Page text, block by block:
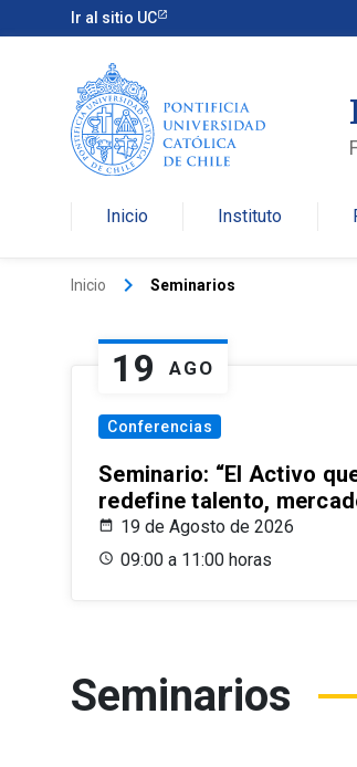
Ir al sitio UC
Inicio Instituto
Inicio keyboard_arrow_right Seminarios
19 AGO
Conferencias
Seminario: “El Activo
redefine talento,
19 de Agosto de 2026
09:00 a 11:00 horas
Seminarios